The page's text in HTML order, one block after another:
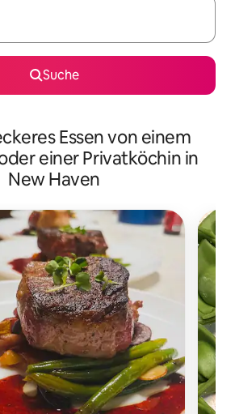
sind, navigiere mit den
Suche
Essen von einem
einer Privatköchin in
New Haven